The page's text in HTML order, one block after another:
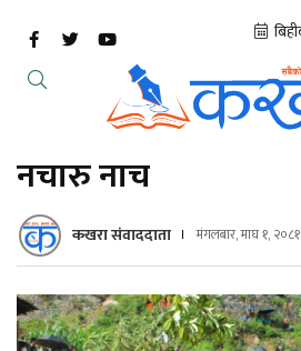
नचारु नाच
कखरा संवाददाता मंगलबार, माघ १, २०८१